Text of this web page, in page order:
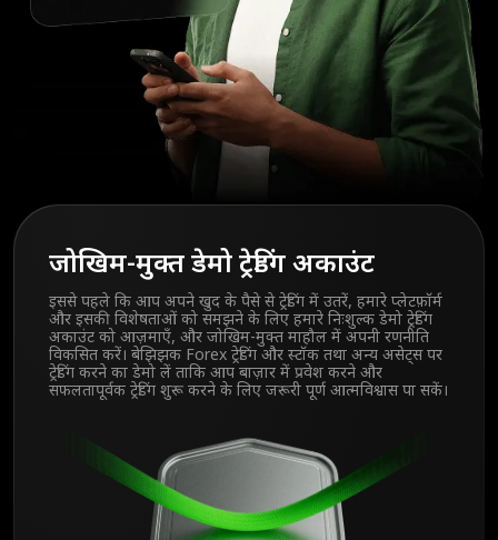
जोखिम-मुक्त डेमो ट्रेडिंग अकाउंट
इससे पहले कि आप अपने खुद के पैसे से ट्रेडिंग में उतरें, हमारे प्लेटफ़ॉर्म
और इसकी विशेषताओं को समझने के लिए हमारे निःशुल्क डेमो ट्रेडिंग
अकाउंट को आज़माएँ, और जोखिम-मुक्त माहौल में अपनी रणनीति
विकसित करें। बेझिझक Forex ट्रेडिंग और स्टॉक तथा अन्य असेट्स पर
ट्रेडिंग करने का डेमो लें ताकि आप बाज़ार में प्रवेश करने और
सफलतापूर्वक ट्रेडिंग शुरू करने के लिए जरूरी पूर्ण आत्मविश्वास पा सकें।